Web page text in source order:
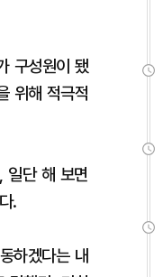
구성원이 됐
위해 적극적
일단 해 보면
.
하겠다는 내